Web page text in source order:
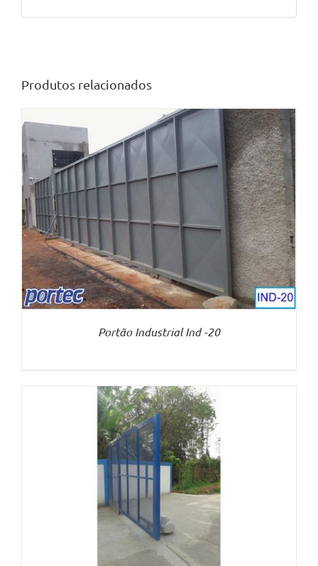
Produtos relacionados
Portão Industrial Ind -20